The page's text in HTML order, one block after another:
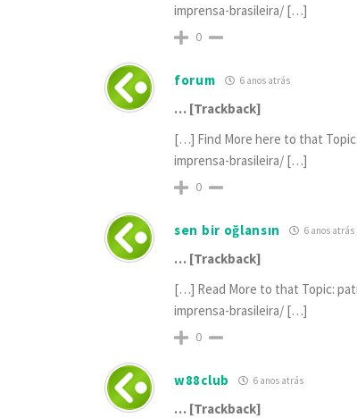
imprensa-brasileira/ […]
0
forum 6 anos atrás
… [Trackback]
[…] Find More here to that
imprensa-brasileira/ […]
0
sen bir oğlansın 6 anos atrás
… [Trackback]
[…] Read More to that Topic:
imprensa-brasileira/ […]
0
w88club 6 anos atrás
… [Trackback]